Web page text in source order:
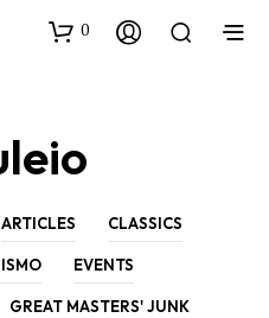
0
ARTICLES CLASSICS
EVENTS
GREAT MASTERS' JUNK